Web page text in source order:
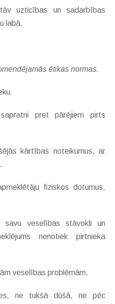
uzticības un sadarbības
labā.
ētikas normas.
pret pārējiem pirts
kārtības noteikumus, ar
fiziskos dotumus,
veselības stāvokli un
nenotiek pirtnieka
veselības problēmām.
ne tukšā dūšā, ne pēc